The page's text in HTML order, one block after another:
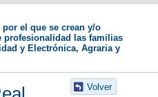
por el que se crean y/o
profesionalidad las familias
y Electrónica, Agraria y
Volver